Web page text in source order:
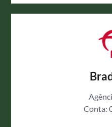
Conta: